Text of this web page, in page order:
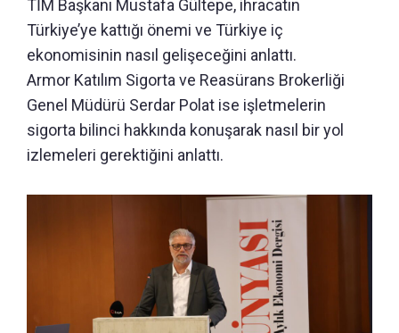
TİM Başkanı Mustafa Gültepe, ihracatın
Türkiye’ye kattığı önemi ve Türkiye iç
ekonomisinin nasıl gelişeceğini anlattı.
Armor Katılım Sigorta ve Reasürans Brokerliği
Genel Müdürü Serdar Polat ise işletmelerin
sigorta bilinci hakkında konuşarak nasıl bir yol
izlemeleri gerektiğini anlattı.